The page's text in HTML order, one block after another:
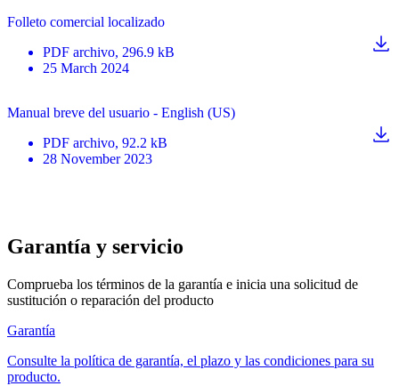
Folleto comercial localizado
PDF archivo, 296.9 kB
25 March 2024
Manual breve del usuario - English (US)
PDF archivo, 92.2 kB
28 November 2023
Garantía y servicio
Comprueba los términos de la garantía e inicia una solicitud de
sustitución o reparación del producto
Garantía
Consulte la política de garantía, el plazo y las condiciones para su
producto.